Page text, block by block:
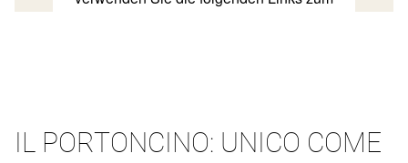
IL PORTONCINO: UNICO COME